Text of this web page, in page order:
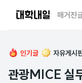
매거진
인기글 자유게시
관광MICE 실